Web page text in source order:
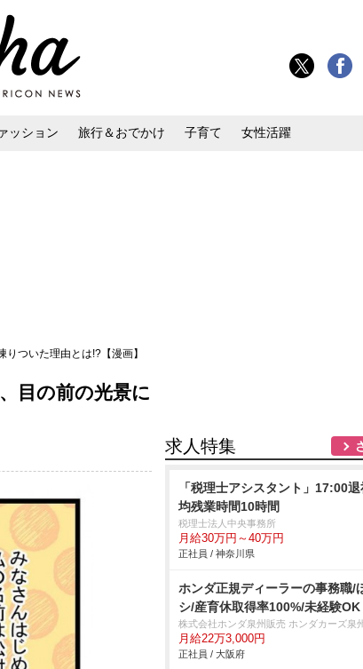
ッション 旅行＆おでかけ 子育て 女性活躍
ついた理由とは!?【漫画】
目の前の光景に
求人特集
「税理士アシスタント」17:00
均残業時間10時間
税理士法人中央事務所
月給30万円～40万円
正社員 / 神奈川県
ホンダ正規ディーラーの事務職/
シ/産育休取得率100%/未経験OK
株式会社ホンダ泉州販売 ホンダカーズ泉
月給22万3,000円
正社員 / 大阪府